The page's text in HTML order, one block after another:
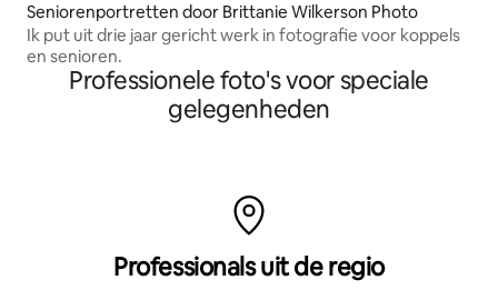
Seniorenportretten door Brittanie Wilkerson Photo
Ik put uit drie jaar gericht werk in fotografie voor koppels
en senioren.
Professionele foto's voor speciale
gelegenheden
Professionals uit de regio